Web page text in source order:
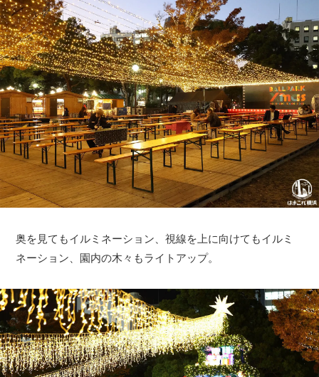
奥を見てもイルミネーション、視線を上に向けてもイルミ
ネーション、園内の木々もライトアップ。